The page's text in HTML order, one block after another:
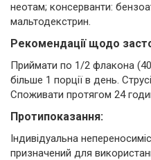
неотам; консерванти:
мальтодекстрин.
Рекомендації щодо
Приймати по 1/2 флакона
більше 1 порції в день.
Споживати протягом 24
Протипоказання:
Індивідуальна
призначений для